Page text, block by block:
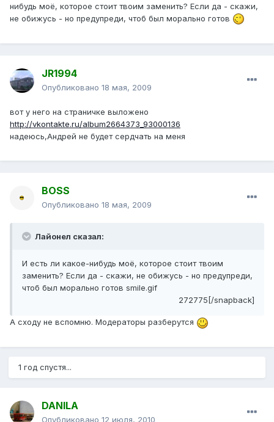
нибудь моё, которое стоит твоим заменить? Если да - скажи,
не обижусь - но предупреди, чтоб был морально готов
JR1994
Опубликовано 18 мая, 2009
вот у него на страничке выложено
http://vkontakte.ru/album2664373_93000136
надеюсь,Андрей не будет сердчать на меня
BOSS
Опубликовано 18 мая, 2009
Лайонел сказал:
И есть ли какое-нибудь моё, которое стоит твоим
заменить? Если да - скажи, не обижусь - но предупреди,
чтоб был морально готов smile.gif
272775[/snapback]
А сходу не вспомню. Модераторы разберутся
1 год спустя...
DANILA
Опубликовано 12 июля, 2010